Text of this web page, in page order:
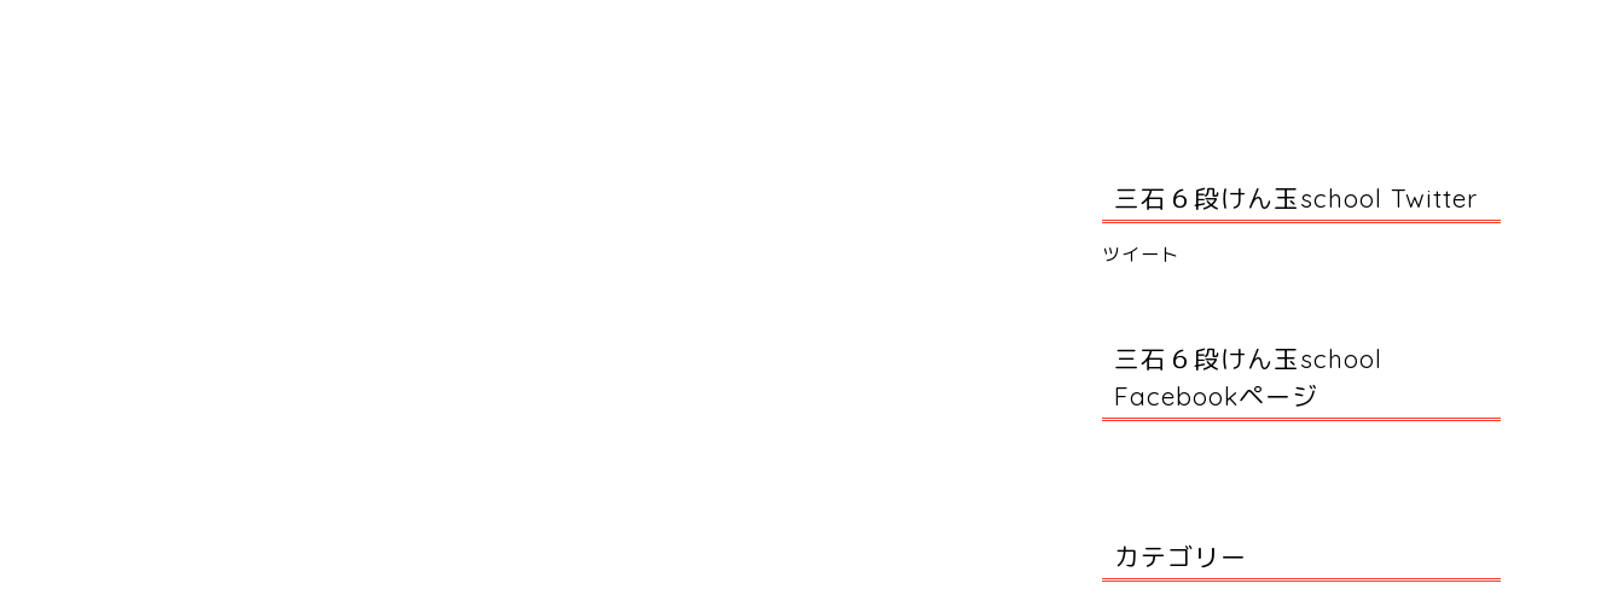
三石６段けん玉school Twitter
ツイート
三石６段けん玉school
Facebookページ
カテゴリー